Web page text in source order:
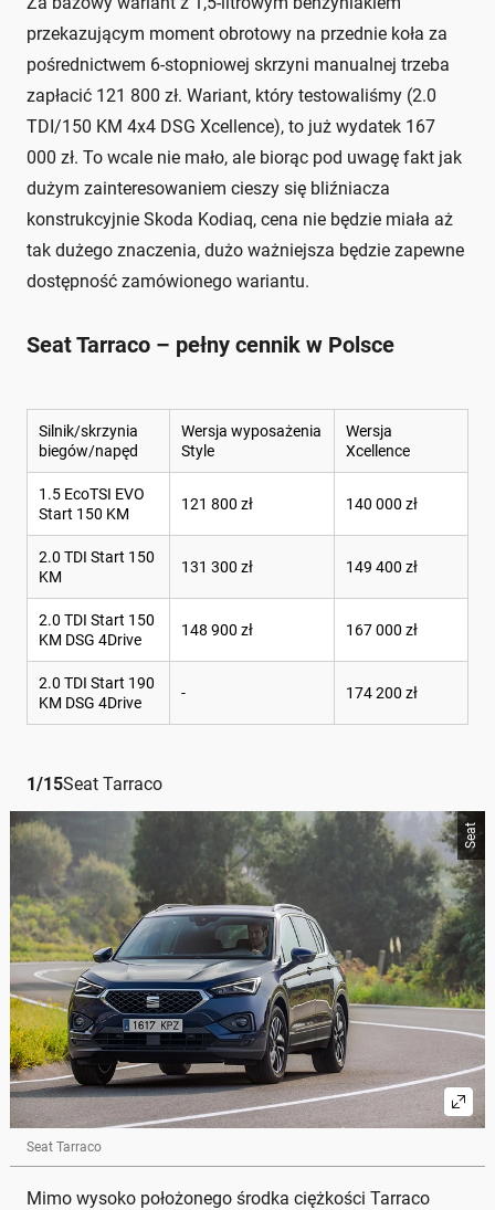
przekazującym moment obrotowy na przednie koła za
pośrednictwem 6-stopniowej skrzyni manualnej trzeba
zapłacić 121 800 zł. Wariant, który testowaliśmy (2.0
TDI/150 KM 4x4 DSG Xcellence), to już wydatek 167
000 zł. To wcale nie mało, ale biorąc pod uwagę fakt jak
dużym zainteresowaniem cieszy się bliźniacza
konstrukcyjnie Skoda Kodiaq, cena nie będzie miała aż
tak dużego znaczenia, dużo ważniejsza będzie zapewne
dostępność zamówionego wariantu.
Seat Tarraco – pełny cennik w Polsce
Silnik/skrzynia
biegów/napęd
Wersja wyposażenia
Style
Wersja
Xcellence
1.5 EcoTSI EVO
Start 150 KM
121 800 zł 140 000 zł
2.0 TDI Start 150
KM
131 300 zł 149 400 zł
2.0 TDI Start 150
KM DSG 4Drive
148 900 zł 167 000 zł
2.0 TDI Start 190
KM DSG 4Drive
- 174 200 zł
1/15Seat Tarraco
Seat
Seat Tarraco
Mimo wysoko położonego środka ciężkości Tarraco